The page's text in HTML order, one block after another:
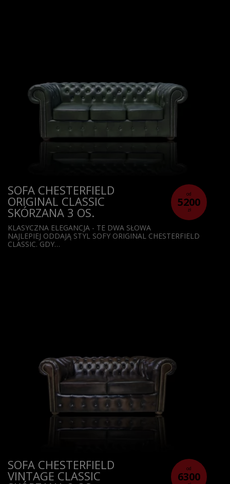
od
5200
zł
SOFA CHESTERFIELD
ORIGINAL CLASSIC
SKÓRZANA 3 OS.
KLASYCZNA ELEGANCJA - TE DWA SŁOWA
NAJLEPIEJ ODDAJĄ STYL SOFY ORIGINAL CHESTERFIELD
CLASSIC. GDY…
od
6300
SOFA CHESTERFIELD
VINTAGE CLASSIC